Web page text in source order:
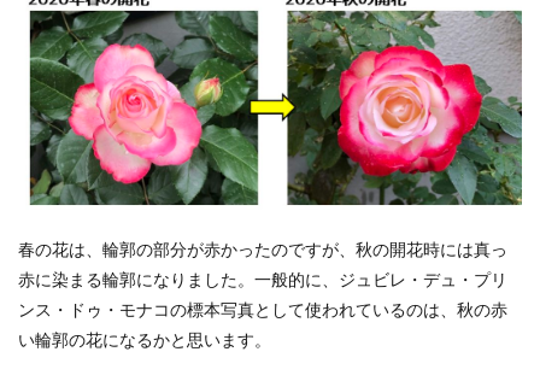
春の花は、輪郭の部分が赤かったのですが、秋の開花時には真っ
赤に染まる輪郭になりました。一般的に、ジュビレ・デュ・プリ
ンス・ドゥ・モナコの標本写真として使われているのは、秋の赤
い輪郭の花になるかと思います。